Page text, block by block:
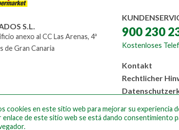
S.L.
anexo al CC Las Arenas, 4ª
de Gran Canaria
900 230
Kostenloses
Menú
al
pie
Kontakt
Rechtlicher
Design by
cookies en este sitio web para mejorar su experiencia
enlace de este sitio web se está dando consentimiento